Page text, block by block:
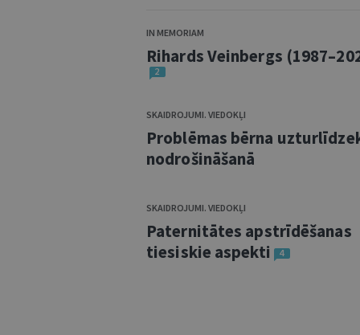
IN MEMORIAM
Rihards Veinbergs
2
SKAIDROJUMI. VIEDOKĻI
Problēmas bērna
nodrošināšanā
SKAIDROJUMI. VIEDOKĻI
Paternitātes apstrīdēšanas
tiesiskie aspekti
4